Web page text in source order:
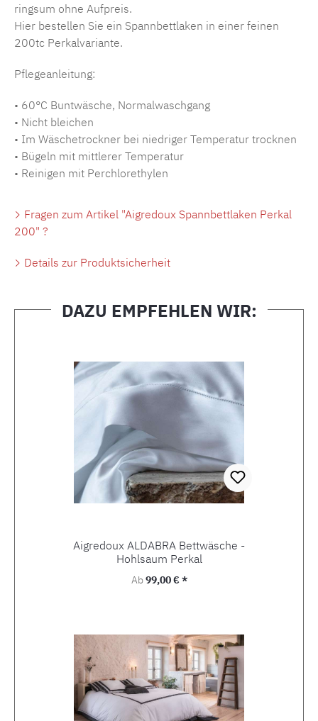
ringsum ohne Aufpreis.
Hier bestellen Sie ein Spannbettlaken in einer feinen
200tc Perkalvariante.
Pflegeanleitung:
• 60°C Buntwäsche, Normalwaschgang
• Nicht bleichen
• Im Wäschetrockner bei niedriger Temperatur trocknen
• Bügeln mit mittlerer Temperatur
• Reinigen mit Perchlorethylen
Fragen zum Artikel "Aigredoux Spannbettlaken Perkal
200" ?
Details zur Produktsicherheit
DAZU EMPFEHLEN WIR:
Aigredoux ALDABRA Bettwäsche -
Hohlsaum Perkal
Regulärer Preis:
Ab99,00 € *